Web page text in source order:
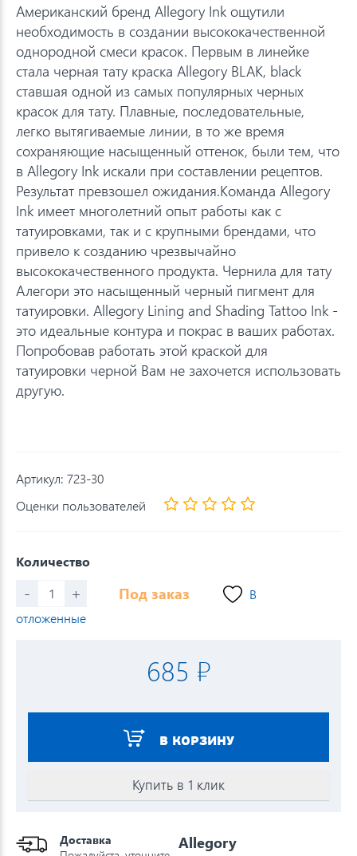
Американский бренд Allegory Ink ощутили
необходимость в создании высококачественной
однородной смеси красок. Первым в линейке
стала черная тату краска Allegory BLAK, black
ставшая одной из самых популярных черных
красок для тату. Плавные, последовательные,
легко вытягиваемые линии, в то же время
сохраняющие насыщенный оттенок, были тем, что
в Allegory Ink искали при составлении рецептов.
Результат превзошел ожидания.Команда Allegory
Ink имеет многолетний опыт работы как с
татуировками, так и с крупными брендами, что
привело к созданию чрезвычайно
высококачественного продукта. Чернила для тату
Алегори это насыщенный черный пигмент для
татуировки. Allegory Lining and Shading Tattoo Ink -
это идеальные контура и покрас в ваших работах.
Попробовав работать этой краской для
татуировки черной Вам не захочется использовать
другую.
Артикул: 723-30
Оценки пользователей
Количество
- + Под заказ
В
отложенные
685 ₽
В КОРЗИНУ
Купить в 1 клик
Доставка
Allegory